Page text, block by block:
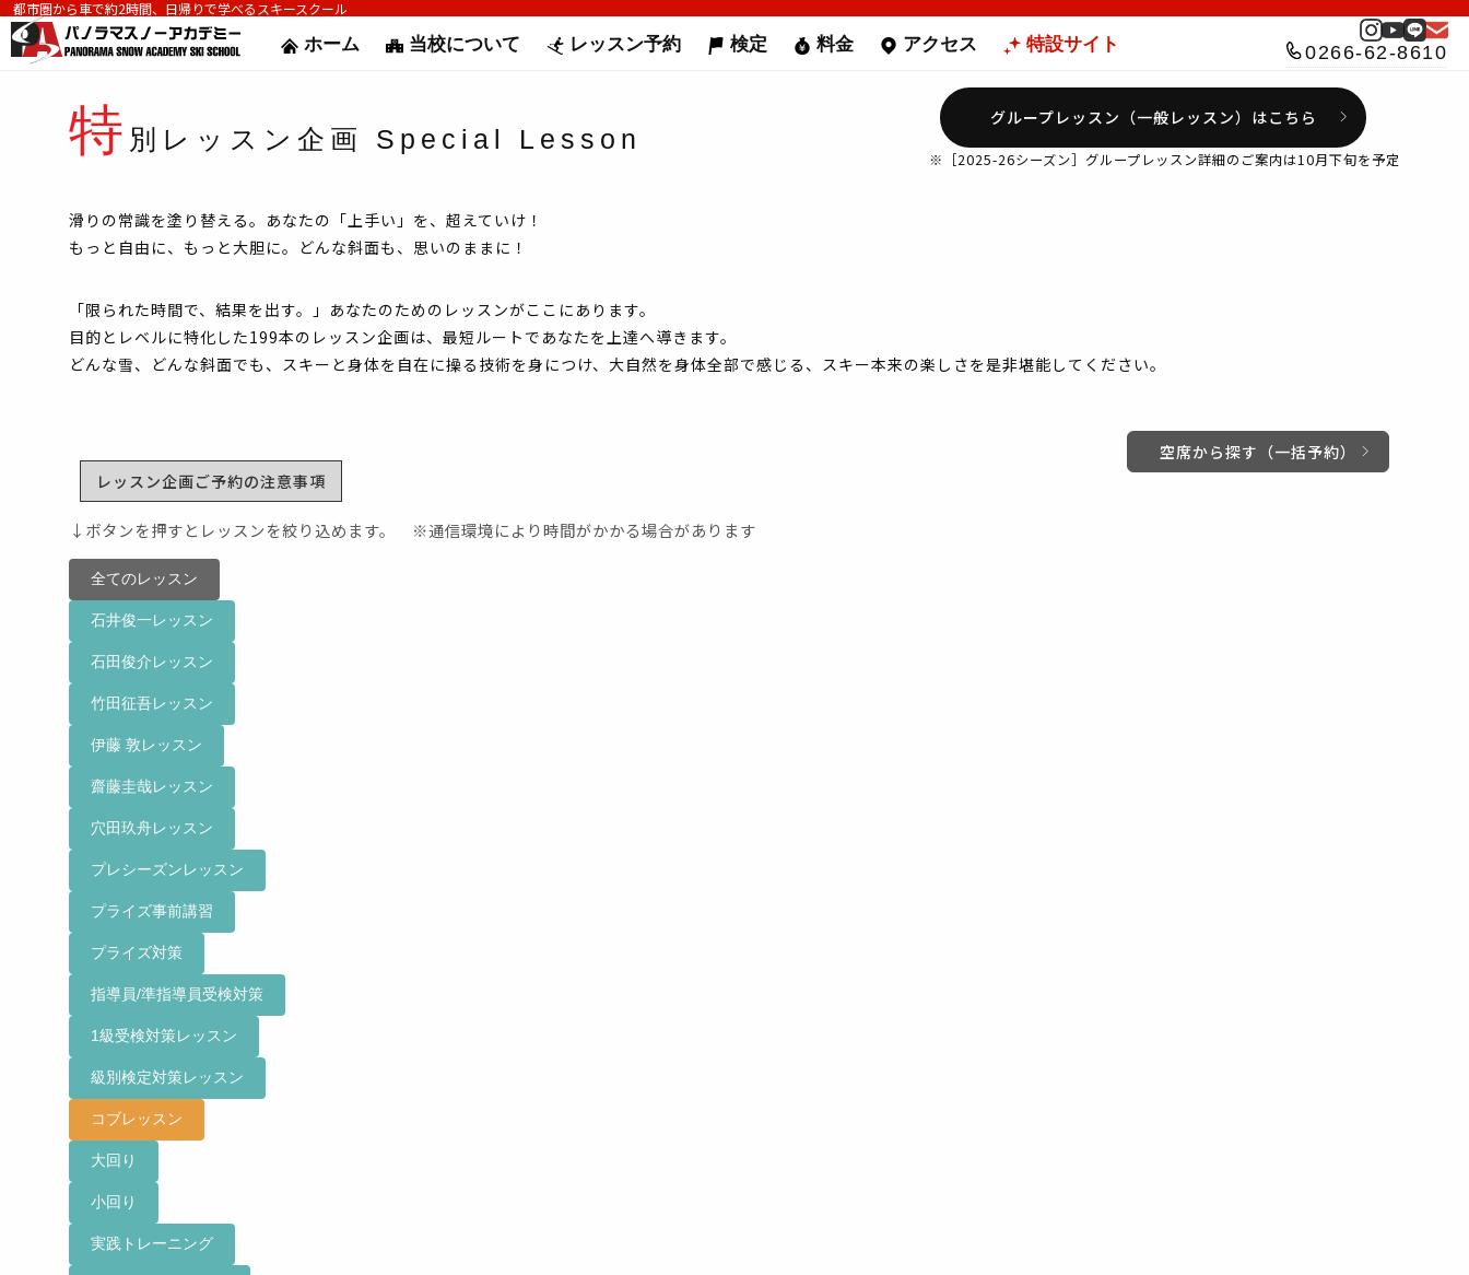
都市圏から車で約2時間、日帰りで学べるスキースクール
ホーム 当校について レッスン予約 検定 料金 アクセス 特設サイト 0266-62-8610
特 別レッスン企画 Special Lesson
グループレッスン（一般レッスン）はこちら
※［2025-26シーズン］グループレッスン詳細のご案内は10月下旬を予定
滑りの常識を塗り替える。あなたの「上手い」を、超えていけ！
もっと自由に、もっと大胆に。どんな斜面も、思いのままに！
「限られた時間で、結果を出す。」あなたのためのレッスンがここにあります。
目的とレベルに特化した199本のレッスン企画は、最短ルートであなたを上達へ導きます。
どんな雪、どんな斜面でも、スキーと身体を自在に操る技術を身につけ、大自然を身体全部で感じる、スキー本来の楽しさを是非堪能してください。
レッスン企画ご予約の注意事項
空席から探す（一括予約）
↓ボタンを押すとレッスンを絞り込めます。 ※通信環境により時間がかかる場合があります
全てのレッスン
石井俊一レッスン
石田俊介レッスン
竹田征吾レッスン
伊藤 敦レッスン
齋藤圭哉レッスン
穴田玖舟レッスン
プレシーズンレッスン
プライズ事前講習
プライズ対策
指導員/準指導員受検対策
1級受検対策レッスン
級別検定対策レッスン
コブレッスン
大回り
小回り
実践トレーニング